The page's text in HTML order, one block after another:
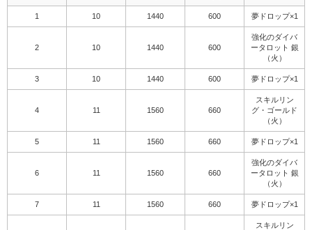
1 10 1440 600 夢ドロップ×1
2 10 1440 600
強化のダイバ
ータロット 銀
（火）
3 10 1440 600 夢ドロップ×1
4 11 1560 660
スキルリン
グ・ゴールド
（火）
5 11 1560 660 夢ドロップ×1
6 11 1560 660
強化のダイバ
ータロット 銀
（火）
7 11 1560 660 夢ドロップ×1
スキルリン